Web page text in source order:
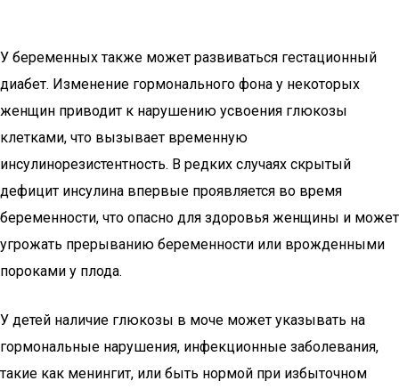
У беременных также может развиваться гестационный
диабет. Изменение гормонального фона у некоторых
женщин приводит к нарушению усвоения глюкозы
клетками, что вызывает временную
инсулинорезистентность. В редких случаях скрытый
дефицит инсулина впервые проявляется во время
беременности, что опасно для здоровья женщины и может
угрожать прерыванию беременности или врожденными
пороками у плода.
У детей наличие глюкозы в моче может указывать на
гормональные нарушения, инфекционные заболевания,
такие как менингит, или быть нормой при избыточном